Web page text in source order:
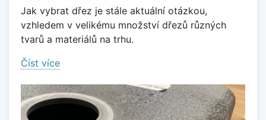
Jak vybrat dřez je stále aktuální otázkou,
vzhledem v velikému množství dřezů různých
tvarů a materiálů na trhu.
Číst více